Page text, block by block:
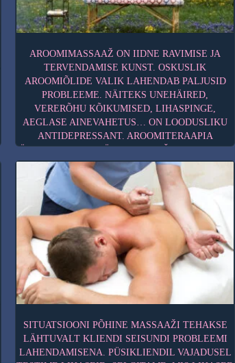
AROOMIMASSAAŽ ON IIDNE RAVIMISE JA
TERVENDAMISE KUNST. OSKUSLIK
AROOMIÕLIDE VALIK LAHENDAB PALJUSID
PROBLEEME. NÄITEKS UNEHÄIRED,
VERERÕHU KÕIKUMISED, LIHASPINGE,
AEGLASE AINEVAHETUS… ON LOODUSLIKU
ANTIDEPRESSANT. AROOMITERAAPIA
ÜHENDAB ENDAS ÜLDMASSAAŽI JA TAIMEDE
EETERLIKE ÕLIDE RAVIOMADUSED.
AROOMIMASSAAŽ STIMULEERIB ORGANISMI
VÕIMET END ISE RAVIDA. SEE
ALTERNATIIVMEDITSIINI MEETOD MÕJUTAB
INIMESE PSÜÜHIKAT: TÕSTAB MEELEOLU,
ANNAB RAHULIKU UNE, RAHUSTAB ÄREVUST,
VALUVAIGISTAV. MÕJUTAB STRESSI,
ÜLEVÄSIMUST, MASENDUST.
MASSÖÖRI LIIGUTUSED ON RAHULIKUD JA
SUJUVAD, ET MÕJUTADA NAHAALUSEID
KUDESID.
MÄND– VIIRUSEID JA BAKTEREID HÄVITAV JA
MÄLU TUGEVDAV.
PIPARMÜNT– VN: RASEDAD, VÄIKSED
SITUATSIOONI PÕHINE MASSAAŽI TEHAKSE
LÄHTUVALT KLIENDI SEISUNDI PROBLEEMI
LAHENDAMISENA. PÜSIKLIENDIL VAJADUSEL